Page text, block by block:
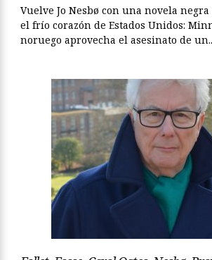
Vuelve Jo Nesbø con una novela
el frío corazón de Estados Unidos:
noruego aprovecha el asesinato de